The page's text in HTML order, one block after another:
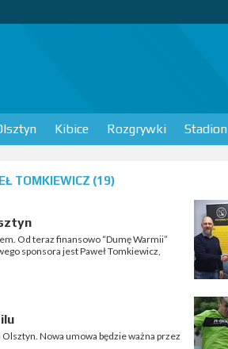
Kibice Rozgrywki Stadion
TOMKIEWICZ (19)
Od teraz finansowo “Dumę Warmii”
sponsora jest Paweł Tomkiewicz,
Nowa umowa będzie ważna przez